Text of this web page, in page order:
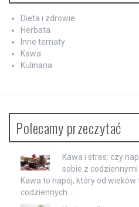
Dieta i zdrowie
Herbata
Inne tematy
Kawa
Kulinaria
Polecamy przeczytać
Kawa i stres: czy
sobie z
Kawa to napój, który od
codziennych …